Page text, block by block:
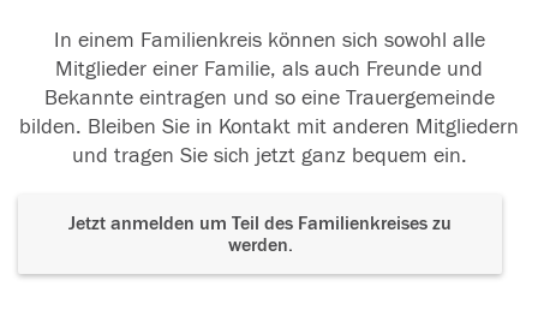
In einem Familienkreis können sich sowohl alle
Mitglieder einer Familie, als auch Freunde und
Bekannte eintragen und so eine Trauergemeinde
bilden. Bleiben Sie in Kontakt mit anderen Mitgliedern
und tragen Sie sich jetzt ganz bequem ein.
Jetzt anmelden um Teil des Familienkreises zu
werden.